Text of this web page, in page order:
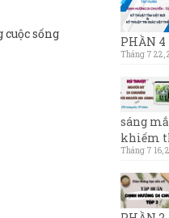
sống
PHẦN 4
Tháng 7 22,
sáng
khiếm
Tháng 7 16,